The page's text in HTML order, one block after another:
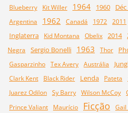
Blueberry
Kit Willer 1964 1960
Argentina
1962 Canadá 1972 2011
Inglaterra Kid Montana Obelix 2014
Negra
Sergio Bonelli 1963 Thor
Gasparzinho Tex Avery Austrália
Clark Kent
Black Rider Lenda Pateta
Juarez Odilon Sy Barry Wilson McCoy
Prince Valiant Maurício Ficção Gail